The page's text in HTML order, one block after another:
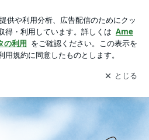
ブログの更新通知
を受け取りまし
開く